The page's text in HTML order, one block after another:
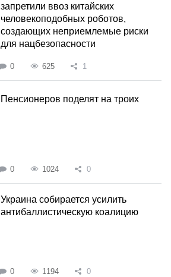
запретили ввоз китайских
человекоподобных роботов,
создающих неприемлемые риски
для нацбезопасности
0 625 1
Пенсионеров поделят на троих
0 1024 0
Украина собирается усилить
антибаллистическую коалицию
0 1194 0